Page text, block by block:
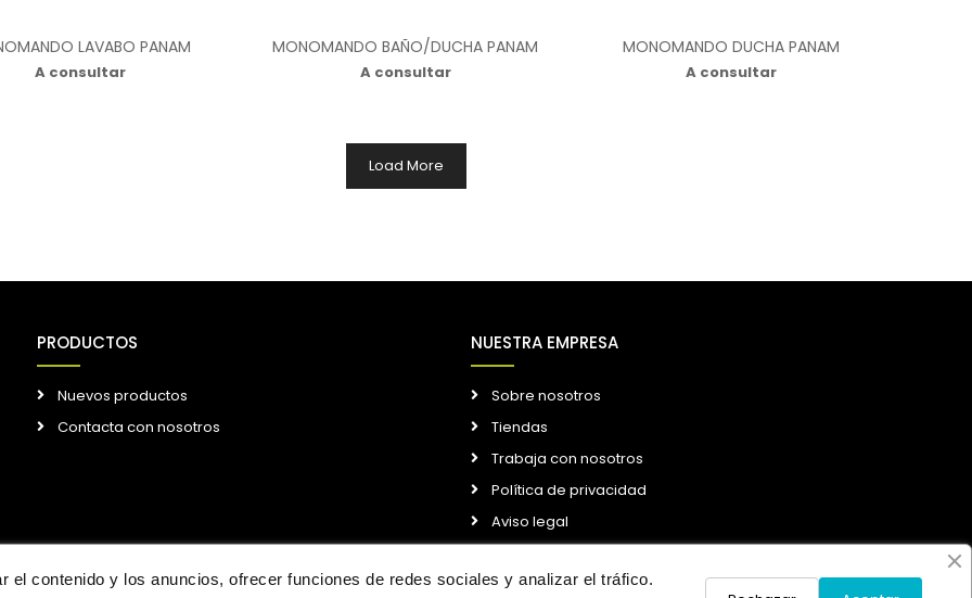
LAVABO PANAM
A consultar
MONOMANDO BAÑO/DUCHA PANAM
A consultar
MONOMANDO DUCHA PANAM
A consultar
Load More
PRODUCTOS
Nuevos productos
Contacta con nosotros
NUESTRA EMPRESA
Sobre nosotros
Tiendas
Trabaja con nosotros
Política de privacidad
Aviso legal
el contenido y los anuncios, ofrecer funciones de redes sociales y analizar el tráfico.